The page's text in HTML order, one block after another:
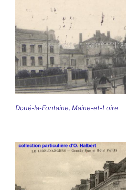
Doué-la-Fontaine, Maine-et-Loire